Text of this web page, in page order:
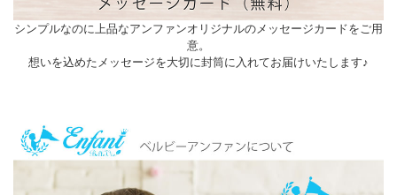
シンプルなのに上品なアンファンオリジナルのメッセージカードをご用
意。
想いを込めたメッセージを大切に封筒に入れてお届けいたします♪